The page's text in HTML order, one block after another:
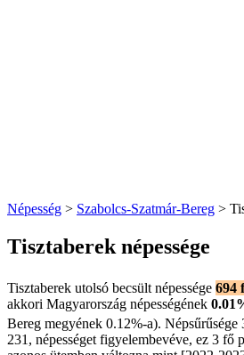
Népesség > Szabolcs-Szatmár-Bereg >
Tisztaberek népessége
Tisztaberek utolsó becsült népessége 694
akkori Magyarország népességének
Bereg megyének 0.12%-a). Népsűrűsége
231, népességet figyelembevéve, ez 3 fő